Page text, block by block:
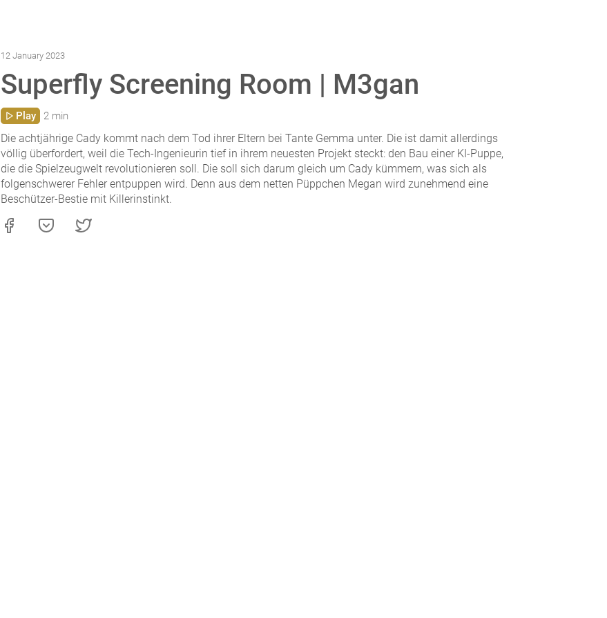
12 January 2023
Superfly Screening Room | M3gan
Play 2 min
Die achtjährige Cady kommt nach dem Tod ihrer Eltern bei Tante Gemma unter. Die ist damit allerdings
völlig überfordert, weil die Tech-Ingenieurin tief in ihrem neuesten Projekt steckt: den Bau einer KI-Puppe,
die die Spielzeugwelt revolutionieren soll. Die soll sich darum gleich um Cady kümmern, was sich als
folgenschwerer Fehler entpuppen wird. Denn aus dem netten Püppchen Megan wird zunehmend eine
Beschützer-Bestie mit Killerinstinkt.